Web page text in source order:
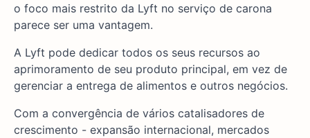
o foco mais restrito da Lyft no serviço de carona
parece ser uma vantagem.
A Lyft pode dedicar todos os seus recursos ao
aprimoramento de seu produto principal, em vez de
gerenciar a entrega de alimentos e outros negócios.
Com a convergência de vários catalisadores de
crescimento - expansão internacional, mercados